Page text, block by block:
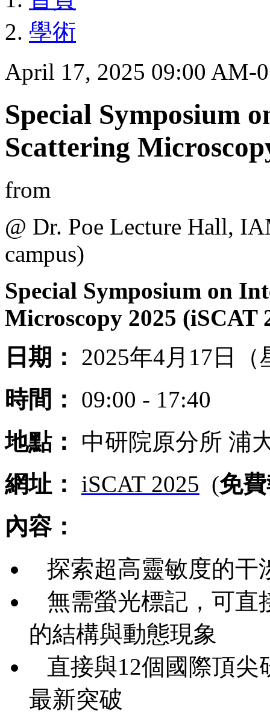
學術
April 17, 2025 09:00 AM-
Special Symposium
Scattering
from
@ Dr. Poe Lecture Hall,
campus)
Special Symposium on
Microscopy 2025 (iSCAT
日期：
2025年4月17日（
時間：
09:00 - 17:40
地點：
中研院原分所 浦
網址：
iSCAT 2025 (免
內容：
探索超高靈敏度的干
無需螢光標記，可直
的結構與動態現象
直接與12個國際頂尖
最新突破